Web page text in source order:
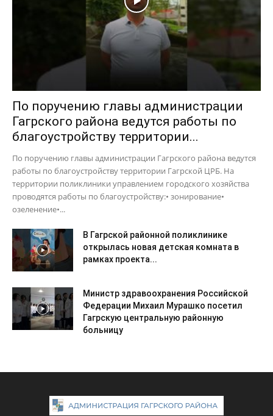
По поручению главы администрации
Гагрского района ведутся работы по
благоустройству территории...
По поручению главы администрации Гагрского района ведутся
работы по благоустройству территории Гагрской ЦРБ. На
территории поликлиники управлением городского хозяйства
проводятся работы по благоустройству:• зонирование•
озеленение•...
В Гагрской районной поликлинике
открылась новая детская комната в
рамках проекта...
Министр здравоохранения Российской
Федерации Михаил Мурашко посетил
Гагрскую центральную районную
больницу